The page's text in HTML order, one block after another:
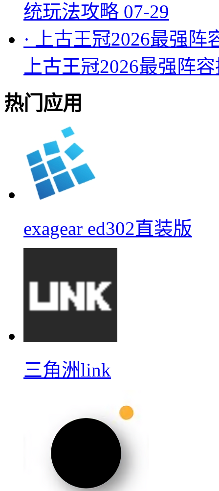
统玩法攻略 07-29
·
上古王冠2026最强
上古王冠2026最强阵
热门应用
exagear ed302直装版
三角洲link